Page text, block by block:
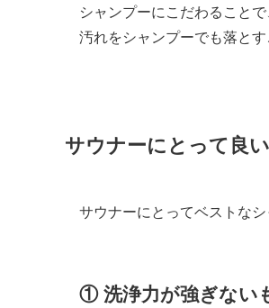
シャンプーにこだわること
汚れをシャンプーでも落と
サウナーにとって良
サウナーにとってベストな
① 洗浄力が強ぎない